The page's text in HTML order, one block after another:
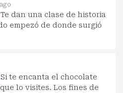
Te dan una clase de historia
empezó de donde surgió
Si te encanta el chocolate
lo visites. Los fines de